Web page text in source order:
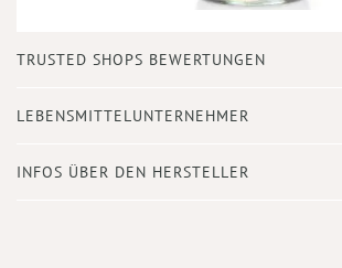
Anfang
Bildergalerie
TRUSTED SHOPS BEWERTUNGEN
LEBENSMITTELUNTERNEHMER
INFOS ÜBER DEN HERSTELLER